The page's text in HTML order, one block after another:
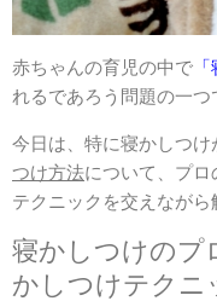
赤ちゃんの育児の中で
れるであろう問題の一つ
今日は、特に寝かしつけ
つけ方法について、プ
テクニックを交えながら
寝かしつけのプ
かしつけテクニ